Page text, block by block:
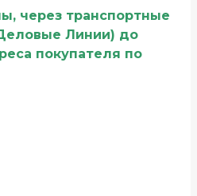
через транспортные
Линии) до
покупателя по